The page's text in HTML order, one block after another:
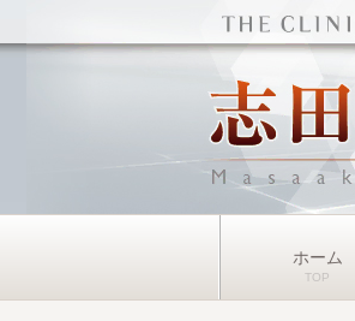
ホーム